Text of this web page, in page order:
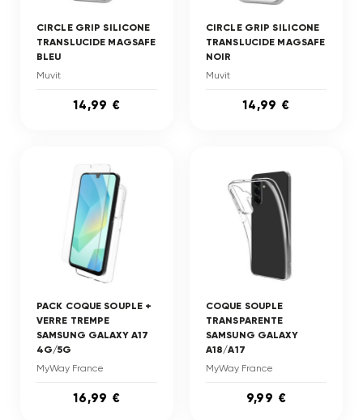
CIRCLE GRIP SILICONE
TRANSLUCIDE MAGSAFE
BLEU
Muvit
14,99 €
CIRCLE GRIP SILICONE
TRANSLUCIDE MAGSAFE
NOIR
Muvit
14,99 €
PACK COQUE SOUPLE +
VERRE TREMPE
SAMSUNG GALAXY A17
4G/5G
MyWay France
16,99 €
COQUE SOUPLE
TRANSPARENTE
SAMSUNG GALAXY
A18/A17
MyWay France
9,99 €